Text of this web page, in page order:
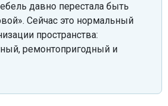
давно перестала быть
Сейчас это нормальный
пространства:
ремонтопригодный и